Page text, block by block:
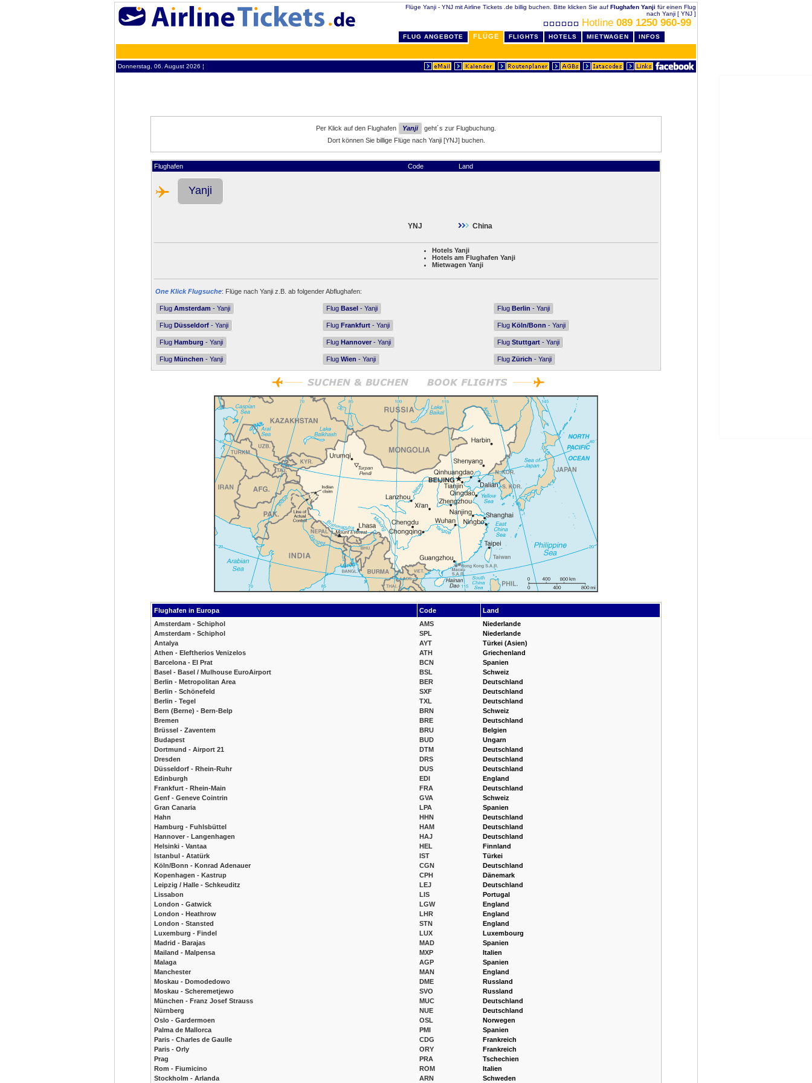
Flüge Yanji - YNJ mit Airline Tickets .de billig buchen. Bitte klicken Sie auf Flughafen Yanji für einen Flug
nach Yanji [ YNJ ]
Hotline 089 1250 960-99
FLUG ANGEBOTE FLÜGE FLIGHTS HOTELS MIETWAGEN INFOS
Donnerstag, 06. August 2026 ¦
Per Klick auf den Flughafen Yanji
geht´s zur Flugbuchung.
Dort können Sie billige Flüge nach Yanji [YNJ] buchen.
Flughafen Code Land
Yanji
YNJ China
Hotels Yanji
Hotels am Flughafen Yanji
Mietwagen Yanji
One Klick Flugsuche: Flüge nach Yanji z.B. ab folgender Abflughafen:
Flug Amsterdam - Yanji Flug Basel - Yanji Flug Berlin - Yanji
Flug Düsseldorf - Yanji Flug Frankfurt - Yanji Flug Köln/Bonn - Yanji
Flug Hamburg - Yanji Flug Hannover - Yanji Flug Stuttgart - Yanji
Flug München - Yanji Flug Wien - Yanji Flug Zürich - Yanji
Flughafen in Europa Code
Land
Amsterdam - Schiphol
Amsterdam - Schiphol
Antalya
Athen - Eleftherios Venizelos
Barcelona - El Prat
Basel - Basel / Mulhouse EuroAirport
Berlin - Metropolitan Area
Berlin - Schönefeld
Berlin - Tegel
Bern (Berne) - Bern-Belp
Bremen
Brüssel - Zaventem
Budapest
Dortmund - Airport 21
Dresden
Düsseldorf - Rhein-Ruhr
Edinburgh
Frankfurt - Rhein-Main
Genf - Geneve Cointrin
Gran Canaria
Hahn
Hamburg - Fuhlsbüttel
Hannover - Langenhagen
Helsinki - Vantaa
Istanbul - Atatürk
Köln/Bonn - Konrad Adenauer
Kopenhagen - Kastrup
Leipzig / Halle - Schkeuditz
Lissabon
London - Gatwick
London - Heathrow
London - Stansted
Luxemburg - Findel
Madrid - Barajas
Mailand - Malpensa
Malaga
Manchester
Moskau - Domodedowo
Moskau - Scheremetjewo
München - Franz Josef Strauss
Nürnberg
Oslo - Gardermoen
Palma de Mallorca
Paris - Charles de Gaulle
Paris - Orly
Prag
Rom - Fiumicino
Stockholm - Arlanda
AMS
SPL
AYT
ATH
BCN
BSL
BER
SXF
TXL
BRN
BRE
BRU
BUD
DTM
DRS
DUS
EDI
FRA
GVA
LPA
HHN
HAM
HAJ
HEL
IST
CGN
CPH
LEJ
LIS
LGW
LHR
STN
LUX
MAD
MXP
AGP
MAN
DME
SVO
MUC
NUE
OSL
PMI
CDG
ORY
PRA
ROM
ARN
Niederlande
Niederlande
Türkei (Asien)
Griechenland
Spanien
Schweiz
Deutschland
Deutschland
Deutschland
Schweiz
Deutschland
Belgien
Ungarn
Deutschland
Deutschland
Deutschland
England
Deutschland
Schweiz
Spanien
Deutschland
Deutschland
Deutschland
Finnland
Türkei
Deutschland
Dänemark
Deutschland
Portugal
England
England
England
Luxembourg
Spanien
Italien
Spanien
England
Russland
Russland
Deutschland
Deutschland
Norwegen
Spanien
Frankreich
Frankreich
Tschechien
Italien
Schweden